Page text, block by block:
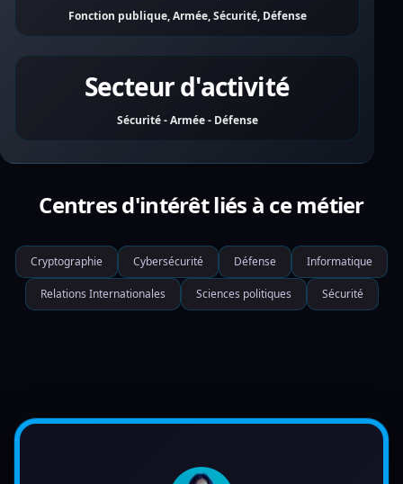
Fonction publique, Armée, Sécurité, Défense
Secteur d'activité
Sécurité - Armée - Défense
Centres d'intérêt liés à ce métier
Cryptographie Cybersécurité Défense Informatique
Relations Internationales Sciences politiques Sécurité